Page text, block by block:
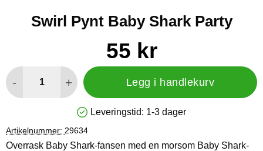
Swirl Pynt Baby Shark Party
Handle dette produktet, Swirl Pynt Baby Shark Party
pris
55 kr
- + Legg i handlekurv
Produkttilgjengelighet: På lager
Leveringstid: 1-3 dager
Artikelnummer: 29634
Overrask Baby Shark-fansen med en morsom Baby Shark-